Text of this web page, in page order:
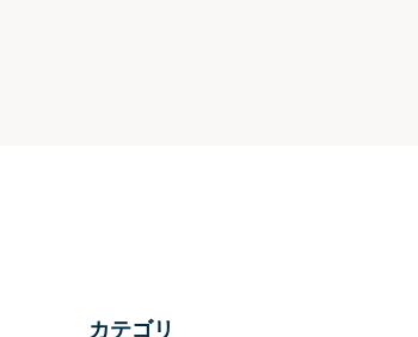
カテゴリ